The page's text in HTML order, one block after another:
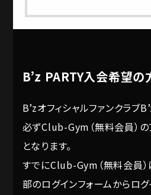
B’z PARTY入会希望の
B’zオフィシャルファンクラブ
必ずClub-Gym（無料会員）
となります。
すでにClub-Gym（無料会員
部のログインフォームからロ